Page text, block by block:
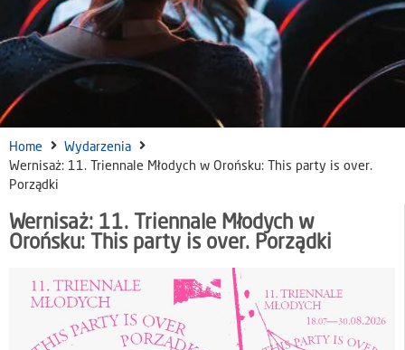
Home
Wydarzenia
Wernisaż: 11. Triennale Młodych w Orońsku: This party is over.
Porządki
Wernisaż: 11. Triennale Młodych w
Orońsku: This party is over. Porządki